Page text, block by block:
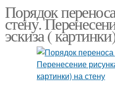
Порядок
стену.
эскиза (